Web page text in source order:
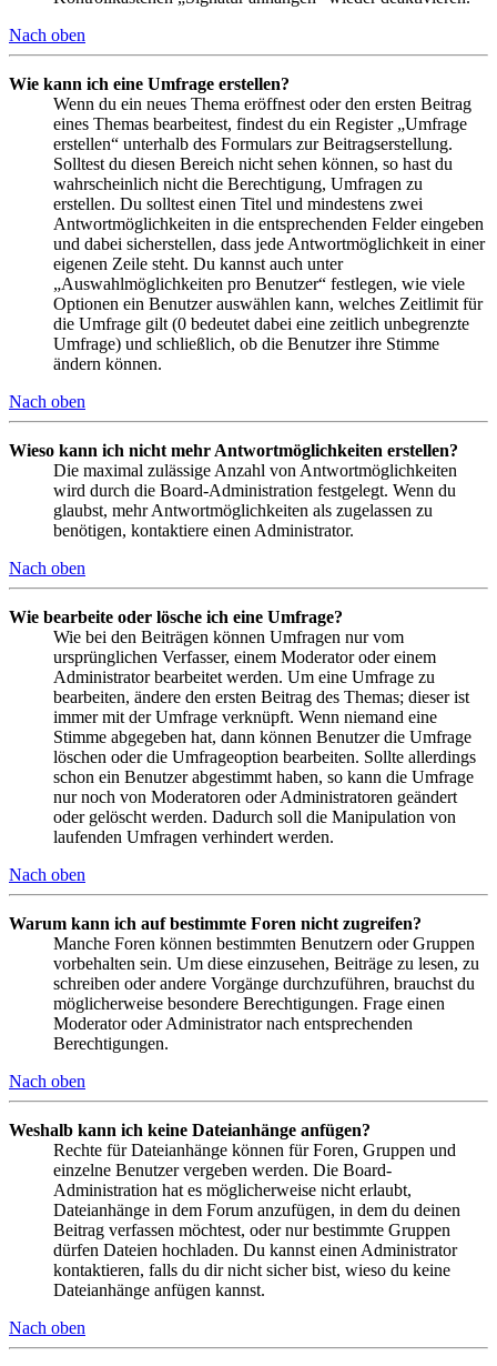
Nach oben
Wie kann ich eine Umfrage erstellen?
Wenn du ein neues Thema eröffnest oder den ersten Beitrag
eines Themas bearbeitest, findest du ein Register „Umfrage
erstellen“ unterhalb des Formulars zur Beitragserstellung.
Solltest du diesen Bereich nicht sehen können, so hast du
wahrscheinlich nicht die Berechtigung, Umfragen zu
erstellen. Du solltest einen Titel und mindestens zwei
Antwortmöglichkeiten in die entsprechenden Felder eingeben
und dabei sicherstellen, dass jede Antwortmöglichkeit in einer
eigenen Zeile steht. Du kannst auch unter
„Auswahlmöglichkeiten pro Benutzer“ festlegen, wie viele
Optionen ein Benutzer auswählen kann, welches Zeitlimit für
die Umfrage gilt (0 bedeutet dabei eine zeitlich unbegrenzte
Umfrage) und schließlich, ob die Benutzer ihre Stimme
ändern können.
Nach oben
Wieso kann ich nicht mehr Antwortmöglichkeiten erstellen?
Die maximal zulässige Anzahl von Antwortmöglichkeiten
wird durch die Board-Administration festgelegt. Wenn du
glaubst, mehr Antwortmöglichkeiten als zugelassen zu
benötigen, kontaktiere einen Administrator.
Nach oben
Wie bearbeite oder lösche ich eine Umfrage?
Wie bei den Beiträgen können Umfragen nur vom
ursprünglichen Verfasser, einem Moderator oder einem
Administrator bearbeitet werden. Um eine Umfrage zu
bearbeiten, ändere den ersten Beitrag des Themas; dieser ist
immer mit der Umfrage verknüpft. Wenn niemand eine
Stimme abgegeben hat, dann können Benutzer die Umfrage
löschen oder die Umfrageoption bearbeiten. Sollte allerdings
schon ein Benutzer abgestimmt haben, so kann die Umfrage
nur noch von Moderatoren oder Administratoren geändert
oder gelöscht werden. Dadurch soll die Manipulation von
laufenden Umfragen verhindert werden.
Nach oben
Warum kann ich auf bestimmte Foren nicht zugreifen?
Manche Foren können bestimmten Benutzern oder Gruppen
vorbehalten sein. Um diese einzusehen, Beiträge zu lesen, zu
schreiben oder andere Vorgänge durchzuführen, brauchst du
möglicherweise besondere Berechtigungen. Frage einen
Moderator oder Administrator nach entsprechenden
Berechtigungen.
Nach oben
Weshalb kann ich keine Dateianhänge anfügen?
Rechte für Dateianhänge können für Foren, Gruppen und
einzelne Benutzer vergeben werden. Die Board-
Administration hat es möglicherweise nicht erlaubt,
Dateianhänge in dem Forum anzufügen, in dem du deinen
Beitrag verfassen möchtest, oder nur bestimmte Gruppen
dürfen Dateien hochladen. Du kannst einen Administrator
kontaktieren, falls du dir nicht sicher bist, wieso du keine
Dateianhänge anfügen kannst.
Nach oben